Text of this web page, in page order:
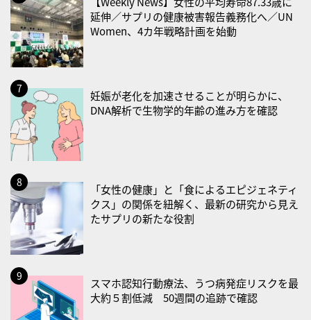
2026/08/31(月)
・菜の日
・血管内破砕術（IVL）の日
2026/09/01(火)
・がん征圧月間
・世界アルツハイマー月間
・健康増進普及月間
・歯ヂカラ探究月間
・職場の健康診断実施強化月間
・大腸がん検診の日
・防災の日
2026/09/02(水)
・がん征圧月間
・世界アルツハイマー月間
・健康増進普及月間
延伸／サプリの健康被害報告義務化へ／UN
Women、4カ年戦略計画を始動
妊娠が老化を加速させることが明らかに、
DNA解析で生物学的年齢の進み方を確認
「女性の健康」と「食によるエピジェネティ
クス」の関係を紐解く、最新の研究から見え
たサプリの新たな役割
スマホ認知行動療法、うつ病発症リスクを最
大約５割低減 50週間の追跡で確認